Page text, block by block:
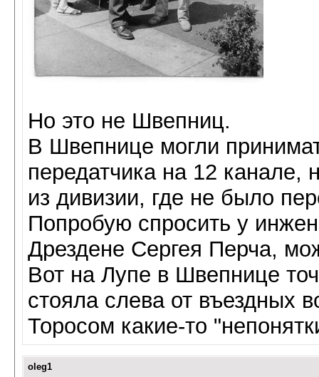
Но это не Швепниц.
В Швепнице могли
передатчика на 12 канале,
из дивизии, где не было
Попробую спросить у
Дрездене Сергея Перча,
Вот на Лупе в Швепнице
стояла слева от въездных
Торосом какие-то
oleg1